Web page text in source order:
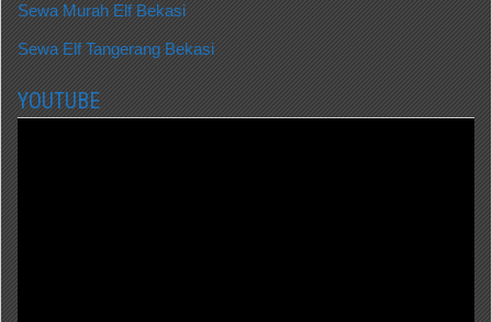
Sewa Murah Elf Bekasi
Sewa Elf Tangerang Bekasi
YOUTUBE